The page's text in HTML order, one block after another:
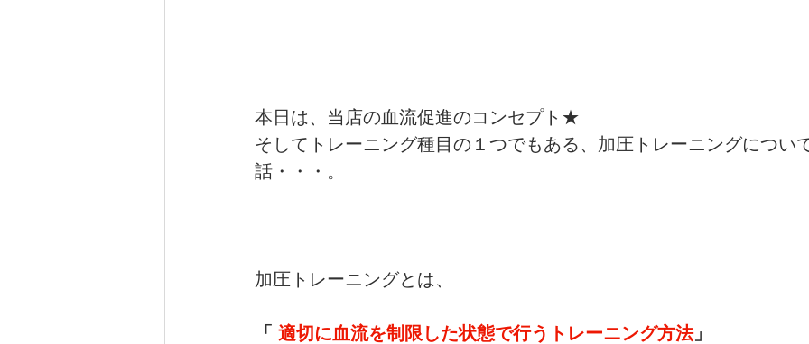
本日は、当店の血流促進のコンセプト★
そしてトレーニング種目の１つでもある、加圧トレーニングについ
話・・・。
加圧トレーニングとは、
「 適切に血流を制限した状態で行うトレーニング方法」